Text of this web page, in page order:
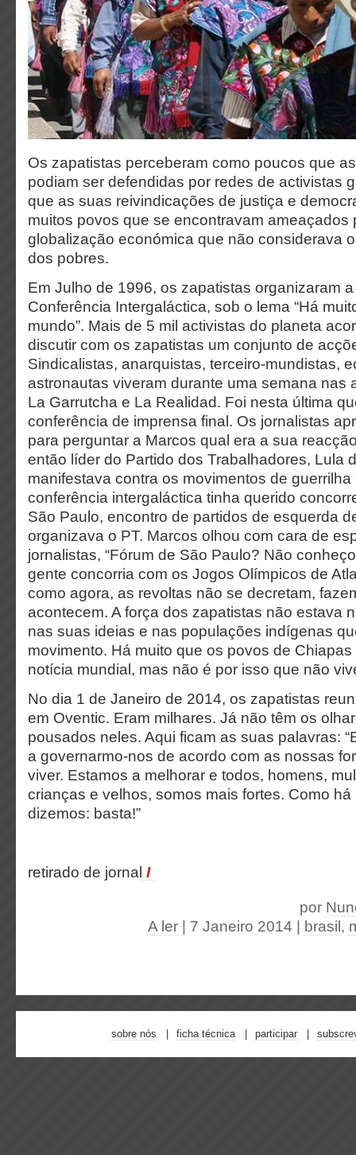
Os zapatistas perceberam como poucos que
podiam ser defendidas por redes de activistas
que as suas reivindicações de justiça e
muitos povos que se encontravam ameaçados
globalização económica que não considerava
dos pobres.
Em Julho de 1996, os zapatistas organizaram
Conferência Intergaláctica, sob o lema “Há
mundo”. Mais de 5 mil activistas do planeta
discutir com os zapatistas um conjunto de
Sindicalistas, anarquistas, terceiro-mundistas,
astronautas viveram durante uma semana nas
La Garrutcha e La Realidad. Foi nesta última
conferência de imprensa final. Os jornalistas
para perguntar a Marcos qual era a sua
então líder do Partido dos Trabalhadores, Lula
manifestava contra os movimentos de
conferência intergaláctica tinha querido
São Paulo, encontro de partidos de esquerda
organizava o PT. Marcos olhou com cara de
jornalistas, “Fórum de São Paulo? Não
gente concorria com os Jogos Olímpicos de
como agora, as revoltas não se decretam,
acontecem. A força dos zapatistas não estava
nas suas ideias e nas populações indígenas
movimento. Há muito que os povos de
notícia mundial, mas não é por isso que não
No dia 1 de Janeiro de 2014, os zapatistas
em Oventic. Eram milhares. Já não têm os
pousados neles. Aqui ficam as suas palavras:
a governarmo-nos de acordo com as nossas
viver. Estamos a melhorar e todos, homens,
crianças e velhos, somos mais fortes. Como há
dizemos: basta!”
retirado de jornal I
por
A ler | 7 Janeiro 2014 brasil ,
sobre nós ficha técnica participar